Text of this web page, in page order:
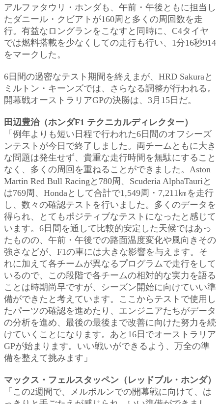
アルファタウリ・ホンダも、午前・午後ともに担当し
たダニール・クビアトが160周と多くの周回数を走
行。有益なロングランをこなすと同時に、C4タイヤ
では燃料搭載を少なくしての走行も行い、1分16秒914
をマークした。
6日間の過密なテスト期間を終えまが、HRD Sakuraと
ミルトン・キーンズでは、さらなる調整が行われる。
開幕戦オーストラリアGPの決勝は、3月15日だ。
田辺豊治（ホンダF1 テクニカルディレクター）
「例年よりも短い日程で行われた6日間のオフシーズ
ンテストが今日で終了しました。両チームともに大き
な問題は発生せず、貴重な走行時間を無駄にすること
なく、多くの周回を重ねることができました。Aston
Martin Red Bull Racingと780周、Scuderia AlphaTauriと
は769周、Hondaとして合計で1,549周・7,211㎞を走行
し、数々の確認テストを行いました。多くのデータを
得られ、とてもポジティブなテストになったと感じて
います。6日間を通して比較的安定した天候ではあっ
たものの、午前・午後での路面温度変化や風向きその
強さなどが、F1の車には大きな影響を与えます。そ
れに加えて各チームが異なるプログラムで走行をして
いるので、この段階で各チームの相対的な実力を語る
ことは時期尚早ですが、シーズン開始に向けていい準
備ができたと考えています。ここからテストで使用し
たパーツの確認を進めたり、エンジニアたちがデータ
の分析を進め、最後の最後まで改善に向けた努力を続
けていくことになります。あと16日でオーストラリア
GPが始まります。いい戦いができるよう、万全の準
備を整えて挑みます」
マックス・フェルスタッペン（レッドブル・ホンダ）
「この2週間で、メルボルンでの開幕戦に向けて、は